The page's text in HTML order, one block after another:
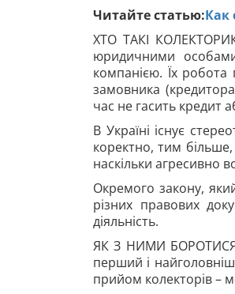
Читайте статью:Как
ХТО ТАКІ
юридичними
компанією. Їх
замовника
час не гасить кредит
В Україні існує
коректно, тим
наскільки агресивно
Окремого закону,
різних правових
діяльність.
ЯК З НИМИ
перший і
прийом колекторів –